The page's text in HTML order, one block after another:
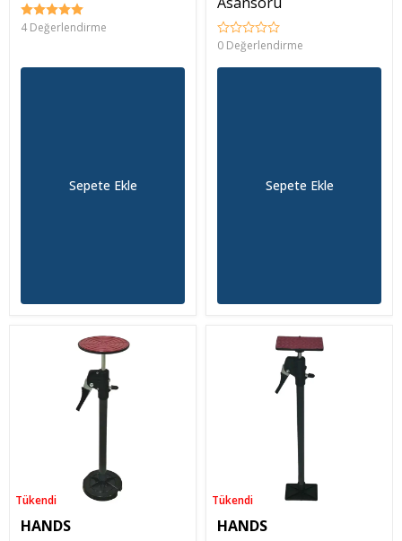
4 Değerlendirme
Sepete Ekle
0 Değerlendirme
Sepete Ekle
Tükendi
HANDS
Tükendi
HANDS